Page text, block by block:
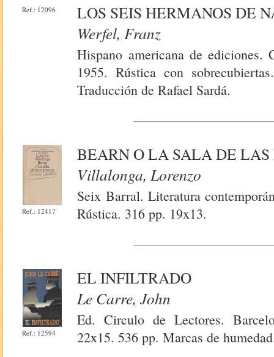
Ref.: 12096
LOS SEIS HERMANOS DE
Werfel, Franz
Hispano americana de
1955. Rústica con
Traducción de Rafael Sardá.
Ref.: 12417
BEARN O LA SALA DE
Villalonga, Lorenzo
Seix Barral. Literatura
Rústica. 316 pp. 19x13.
Ref.: 12594
EL INFILTRADO
Le Carre, John
Ed. Circulo de Lectores.
22x15. 536 pp. Marcas de